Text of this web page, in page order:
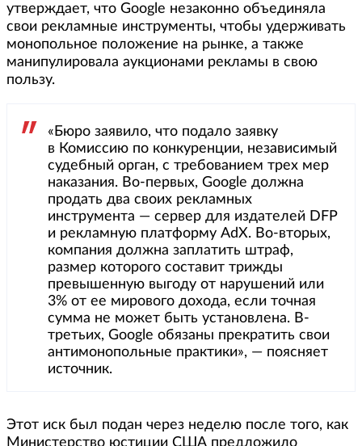
утверждает, что Google незаконно объединяла
свои рекламные инструменты, чтобы удерживать
монопольное положение на рынке, а также
манипулировала аукционами рекламы в свою
пользу.
«Бюро заявило, что подало заявку
в Комиссию по конкуренции, независимый
судебный орган, с требованием трех мер
наказания. Во-первых, Google должна
продать два своих рекламных
инструмента — сервер для издателей DFP
и рекламную платформу AdX. Во-вторых,
компания должна заплатить штраф,
размер которого составит трижды
превышенную выгоду от нарушений или
3% от ее мирового дохода, если точная
сумма не может быть установлена. В-
третьих, Google обязаны прекратить свои
антимонопольные практики», — поясняет
источник.
Этот иск был подан через неделю после того, как